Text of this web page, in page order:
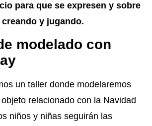
para que se expresen y sobre
y jugando.
modelado con
un taller donde modelaremos
relacionado con la Navidad
niños y niñas seguirán las